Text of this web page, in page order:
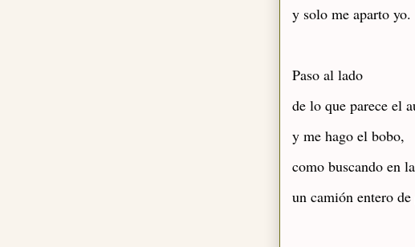
y solo me aparto yo.
Paso al lado
de lo que parece el
y me hago el bobo,
como buscando en
un camión entero